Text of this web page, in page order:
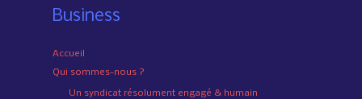
Business
Accueil
Qui sommes-nous ?
Un syndicat résolument engagé & humain